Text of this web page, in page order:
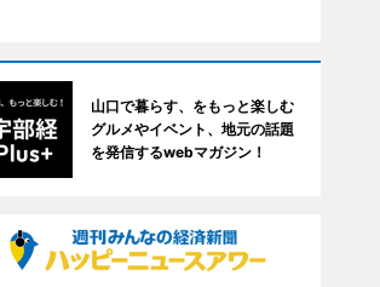
山口で暮らす、をもっと楽しむ
グルメやイベント、地元の話題
を発信するwebマガジン！